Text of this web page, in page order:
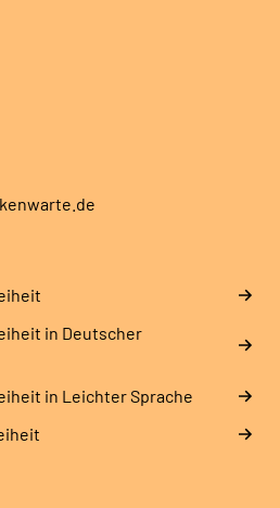
in Deutscher
in Leichter Sprache